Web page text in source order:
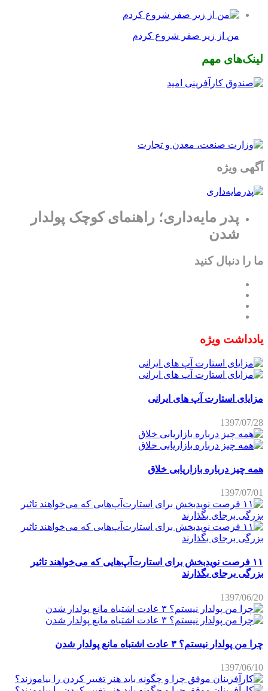
من از زیر صفر شروع کردم
لینک‌های مهم
آگهی ویژه
پدر مایه‌داری؛ راهنمای کوچک پولدار
شدن
ما را دنبال کنید
یادداشت ویژه
مزایای استارت آپ های ایرانی
1397/07/28
همه چیز درباره بازاریابی خلاق
1397/07/01
۱۱ فرصت نویدبخش برای استارت‌آپ‌هایی که می‌خواهند تاثیر
بزرگی برجای بگذارند
1397/06/20
چرا من پولدار نیستم؟ ۳ عادت اشتباه مانع پولدار شدن
1397/06/10